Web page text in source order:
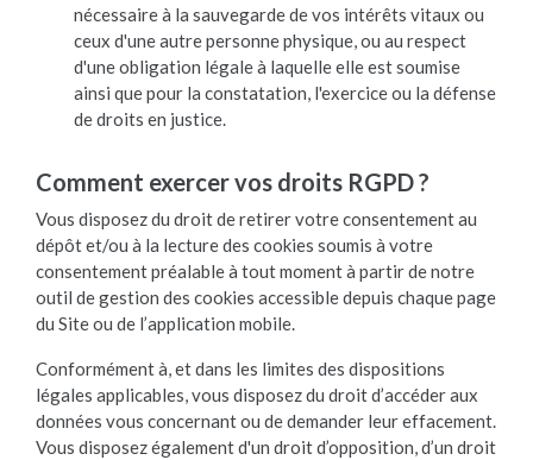
nécessaire à la sauvegarde de vos intérêts vitaux ou
ceux d'une autre personne physique, ou au respect
d'une obligation légale à laquelle elle est soumise
ainsi que pour la constatation, l'exercice ou la défense
de droits en justice.
Comment exercer vos droits RGPD ?
Vous disposez du droit de retirer votre consentement au
dépôt et/ou à la lecture des cookies soumis à votre
consentement préalable à tout moment à partir de notre
outil de gestion des cookies accessible depuis chaque page
du Site ou de l’application mobile.
Conformément à, et dans les limites des dispositions
légales applicables, vous disposez du droit d’accéder aux
données vous concernant ou de demander leur effacement.
Vous disposez également d'un droit d’opposition, d’un droit